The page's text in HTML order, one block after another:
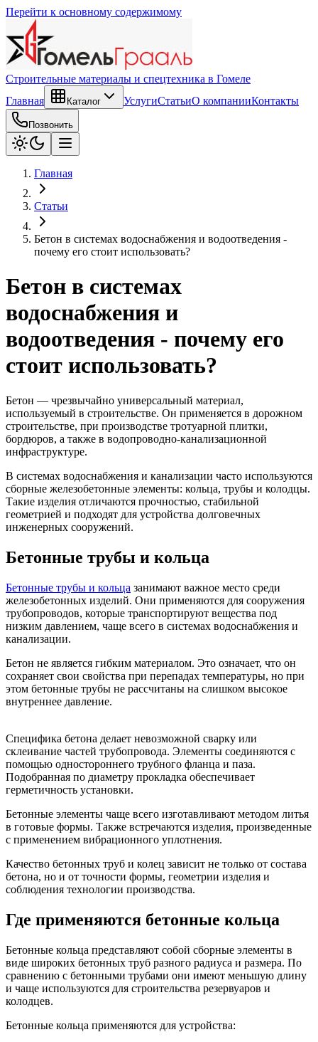
Перейти к основному содержимому
Строительные материалы и спецтехника в Гомеле
Главная
Каталог УслугиСтатьиО компанииКонтакты
Позвонить
Главная
Статьи
Бетон в системах водоснабжения и водоотведения -
почему его стоит использовать?
Бетон в системах
водоснабжения и
водоотведения - почему его
стоит использовать?
Бетон — чрезвычайно универсальный материал,
используемый в строительстве. Он применяется в дорожном
строительстве, при производстве тротуарной плитки,
бордюров, а также в водопроводно-канализационной
инфраструктуре.
В системах водоснабжения и канализации часто используются
сборные железобетонные элементы: кольца, трубы и колодцы.
Такие изделия отличаются прочностью, стабильной
геометрией и подходят для устройства долговечных
инженерных сооружений.
Бетонные трубы и кольца
Бетонные трубы и кольца занимают важное место среди
железобетонных изделий. Они применяются для сооружения
трубопроводов, которые транспортируют вещества под
низким давлением, чаще всего в системах водоснабжения и
канализации.
Бетон не является гибким материалом. Это означает, что он
сохраняет свои свойства при перепадах температуры, но при
этом бетонные трубы не рассчитаны на слишком высокое
внутреннее давление.
Специфика бетона делает невозможной сварку или
склеивание частей трубопровода. Элементы соединяются с
помощью одностороннего трубного фланца и паза.
Подобранная по диаметру прокладка обеспечивает
герметичность установки.
Бетонные элементы чаще всего изготавливают методом литья
в готовые формы. Также встречаются изделия, произведенные
с применением вибрационного уплотнения.
Качество бетонных труб и колец зависит не только от состава
бетона, но и от точности формы, геометрии изделия и
соблюдения технологии производства.
Где применяются бетонные кольца
Бетонные кольца представляют собой сборные элементы в
виде широких бетонных труб разного радиуса и размера. По
сравнению с бетонными трубами они имеют меньшую длину
и чаще используются для строительства резервуаров и
колодцев.
Бетонные кольца применяются для устройства: